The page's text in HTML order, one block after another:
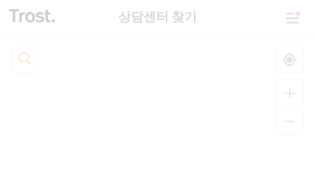
상담센터 찾기